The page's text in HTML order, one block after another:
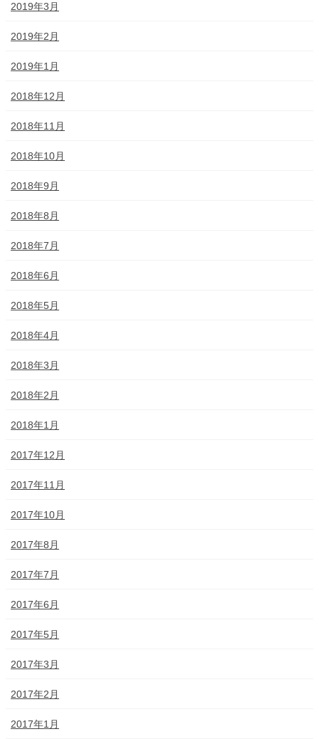
2019年3月
2019年2月
2019年1月
2018年12月
2018年11月
2018年10月
2018年9月
2018年8月
2018年7月
2018年6月
2018年5月
2018年4月
2018年3月
2018年2月
2018年1月
2017年12月
2017年11月
2017年10月
2017年8月
2017年7月
2017年6月
2017年5月
2017年3月
2017年2月
2017年1月